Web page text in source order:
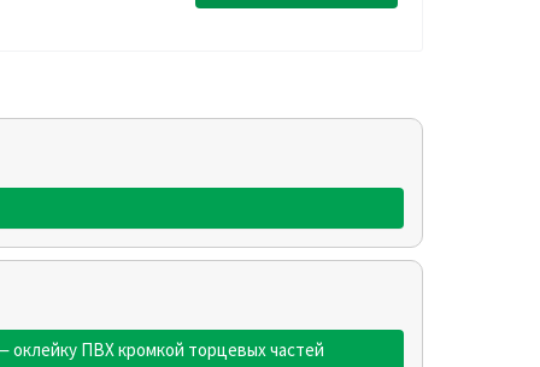
оклейку ПВХ кромкой торцевых частей